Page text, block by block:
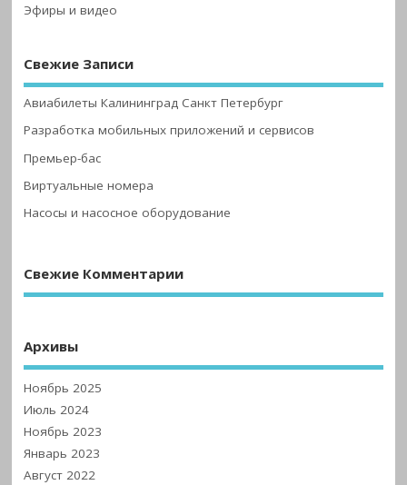
Эфиры и видео
Свежие Записи
Авиабилеты Калининград Санкт Петербург
Разработка мобильных приложений и сервисов
Премьер-бас
Виртуальные номера
Насосы и насосное оборудование
Свежие Комментарии
Архивы
Ноябрь 2025
Июль 2024
Ноябрь 2023
Январь 2023
Август 2022